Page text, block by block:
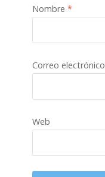
Nombre *
Correo electrónico
Web